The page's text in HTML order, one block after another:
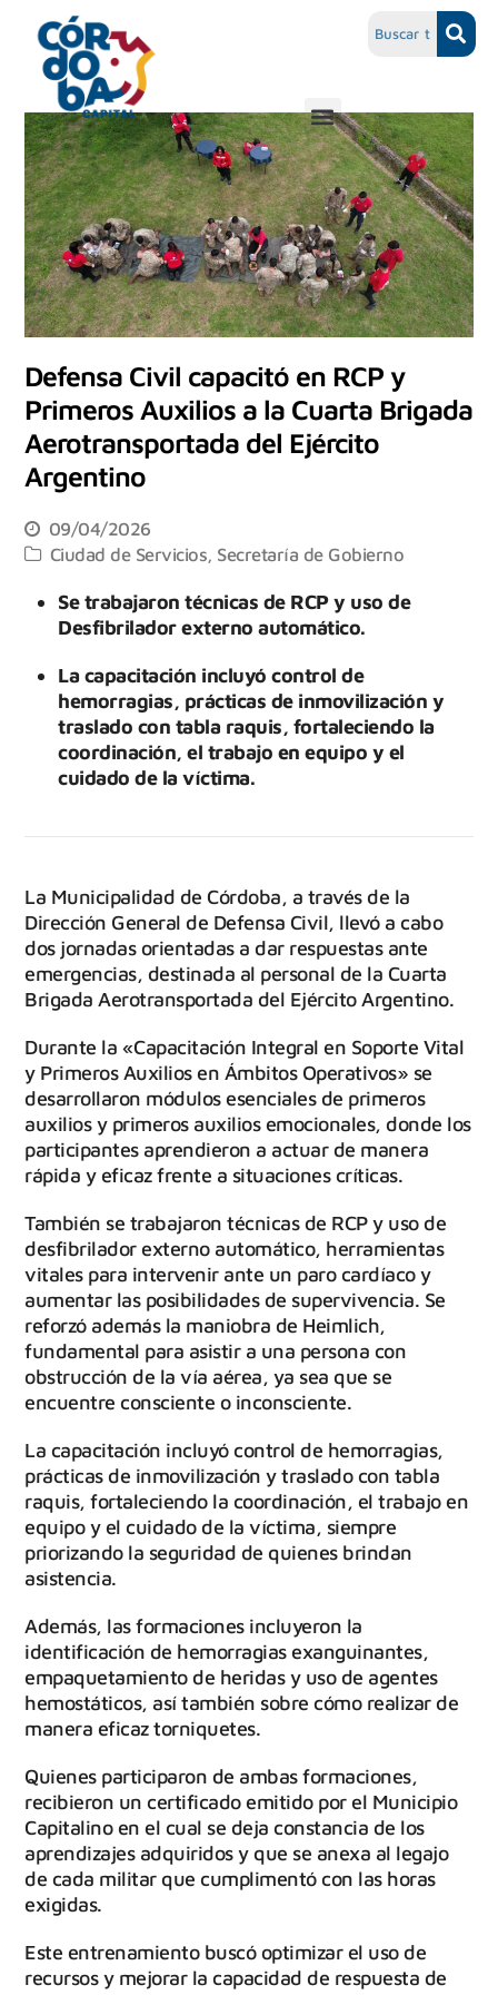
Defensa Civil capacitó en RCP y
Primeros Auxilios a la Cuarta Brigada
Aerotransportada del Ejército
Argentino
09/04/2026
Ciudad de Servicios Secretaría de Gobierno
Se trabajaron técnicas de RCP y uso de
Desfibrilador externo automático.
La capacitación incluyó control de
hemorragias, prácticas de inmovilización y
traslado con tabla raquis, fortaleciendo la
coordinación, el trabajo en equipo y el
cuidado de la víctima.
La Municipalidad de Córdoba, a través de la
Dirección General de Defensa Civil, llevó a cabo
dos jornadas orientadas a dar respuestas ante
emergencias, destinada al personal de la Cuarta
Brigada Aerotransportada del Ejército Argentino.
Durante la «Capacitación Integral en Soporte Vital
y Primeros Auxilios en Ámbitos Operativos» se
desarrollaron módulos esenciales de primeros
auxilios y primeros auxilios emocionales, donde los
participantes aprendieron a actuar de manera
rápida y eficaz frente a situaciones críticas.
También se trabajaron técnicas de RCP y uso de
desfibrilador externo automático, herramientas
vitales para intervenir ante un paro cardíaco y
aumentar las posibilidades de supervivencia. Se
reforzó además la maniobra de Heimlich,
fundamental para asistir a una persona con
obstrucción de la vía aérea, ya sea que se
encuentre consciente o inconsciente.
La capacitación incluyó control de hemorragias,
prácticas de inmovilización y traslado con tabla
raquis, fortaleciendo la coordinación, el trabajo en
equipo y el cuidado de la víctima, siempre
priorizando la seguridad de quienes brindan
asistencia.
Además, las formaciones incluyeron la
identificación de hemorragias exanguinantes,
empaquetamiento de heridas y uso de agentes
hemostáticos, así también sobre cómo realizar de
manera eficaz torniquetes.
Quienes participaron de ambas formaciones,
recibieron un certificado emitido por el Municipio
Capitalino en el cual se deja constancia de los
aprendizajes adquiridos y que se anexa al legajo
de cada militar que cumplimentó con las horas
exigidas.
Este entrenamiento buscó optimizar el uso de
recursos y mejorar la capacidad de respuesta de